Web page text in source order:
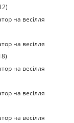
на весілля
на весілля
на весілля
на весілля
на весілля